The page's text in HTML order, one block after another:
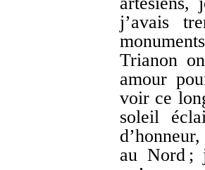
j’avais
Trianon
amour
voir ce
soleil
au Nord ;